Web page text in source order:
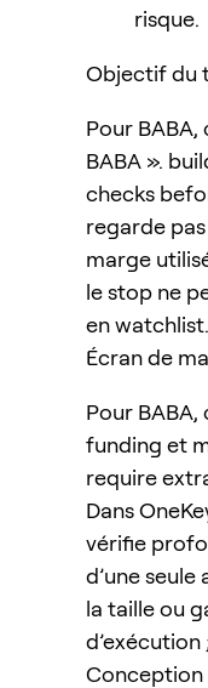
risque.
Objectif du
Pour
BABA ».
checks
regarde
marge
le stop ne
en
Écran de
Pour
funding et
require
Dans
vérifie
d’une
la taille ou
d’exécution
Conception